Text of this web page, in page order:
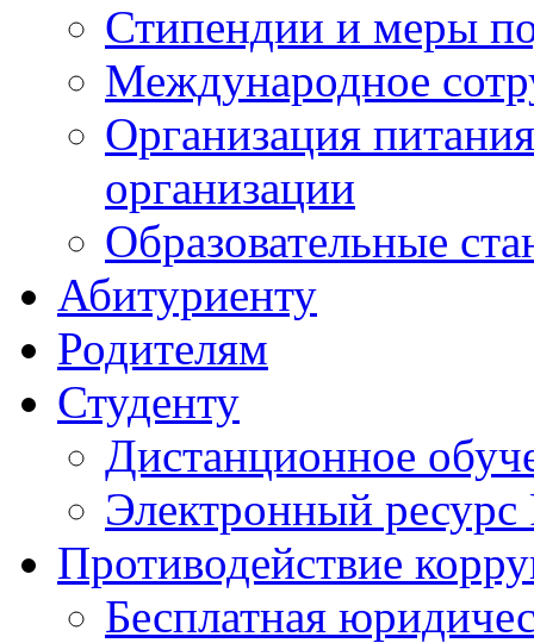
Стипендии и меры
Международное
Организация
организации
Образовательные
Абитуриенту
Родителям
Студенту
Дистанционное
Электронный ресурс
Противодействие
Бесплатная